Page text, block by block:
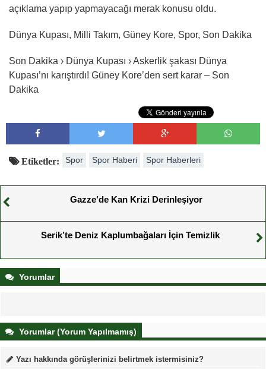
açıklama yapıp yapmayacağı merak konusu oldu.
Dünya Kupası, Milli Takım, Güney Kore, Spor, Son Dakika
Son Dakika › Dünya Kupası › Askerlik şakası Dünya
Kupası’nı karıştırdı! Güney Kore’den sert karar – Son
Dakika
Etiketler: Spor Spor Haberi Spor Haberleri
Gazze’de Kan Krizi Derinleşiyor
Serik’te Deniz Kaplumbağaları İçin Temizlik
Yorumlar
Yorumlar (Yorum Yapılmamış)
Yazı hakkında görüşlerinizi belirtmek istermisiniz?